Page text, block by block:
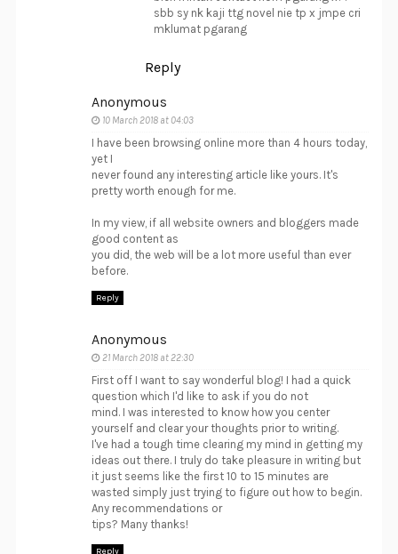
sbb sy nk kaji ttg novel nie tp x jmpe cri
mklumat pgarang
Reply
Anonymous
10 March 2018 at 04:03
I have been browsing online more than 4 hours today,
yet I
never found any interesting article like yours. It's
pretty worth enough for me.
In my view, if all website owners and bloggers made
good content as
you did, the web will be a lot more useful than ever
before.
Reply
Anonymous
21 March 2018 at 22:30
First off I want to say wonderful blog! I had a quick
question which I'd like to ask if you do not
mind. I was interested to know how you center
yourself and clear your thoughts prior to writing.
I've had a tough time clearing my mind in getting my
ideas out there. I truly do take pleasure in writing but
it just seems like the first 10 to 15 minutes are
wasted simply just trying to figure out how to begin.
Any recommendations or
tips? Many thanks!
Reply